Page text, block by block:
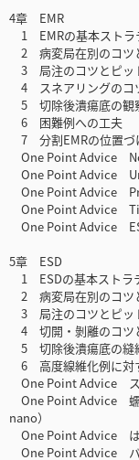
4章 EMR
1 EMRの基本ストラ
2 病変局在別のコツ
3 局注のコツとピッ
4 スネアリングのコ
5 切除後潰瘍底の観
6 困難例への工夫
7 分割EMRの位置づ
One Point Advice
One Point Advice
One Point Advice
One Point Advice
One Point Advice
5章 ESD
1 ESDの基本ストラ
2 病変局在別のコツ
3 局注のコツとピッ
4 切開・剝離のコツ
5 切除後潰瘍底の縫
6 高度線維化例に対
One Point Advice ス
One Point Advice 蠕
nano）
One Point Advice は
One Point Advice バ